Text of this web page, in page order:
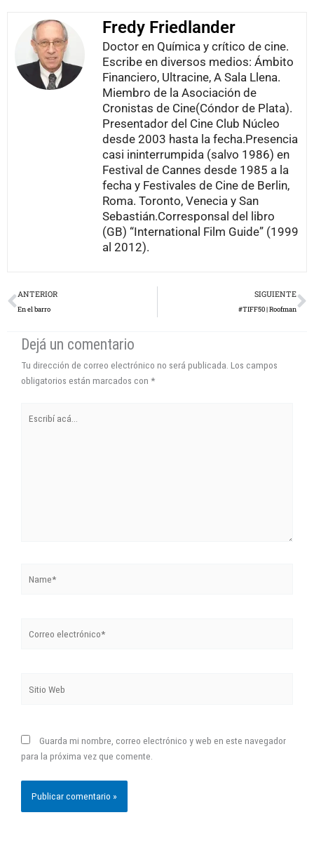
Fredy Friedlander
Doctor en Química y crítico de cine.
Escribe en diversos medios: Ámbito
Financiero, Ultracine, A Sala Llena.
Miembro de la Asociación de
Cronistas de Cine(Cóndor de Plata).
Presentador del Cine Club Núcleo
desde 2003 hasta la fecha.Presencia
casi ininterrumpida (salvo 1986) en
Festival de Cannes desde 1985 a la
fecha y Festivales de Cine de Berlin,
Roma. Toronto, Venecia y San
Sebastián.Corresponsal del libro
(GB) “International Film Guide” (1999
al 2012).
Prev
ANTERIOR
En el barro
SIGUIENTE
#TIFF50 | Roofman
Dejá un comentario
Tu dirección de correo electrónico no será publicada. Los campos
obligatorios están marcados con *
acá...
electrónico*
Web
Guarda mi nombre, correo electrónico y web en este navegador
para la próxima vez que comente.